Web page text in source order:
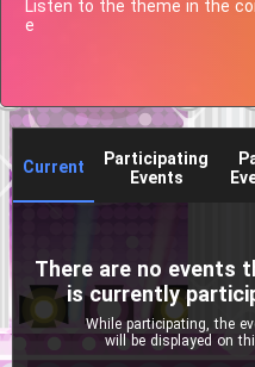
Current
Participating
Events
There are no events
is currently
While participating, the
will be displayed on
Listen to the theme in the
e